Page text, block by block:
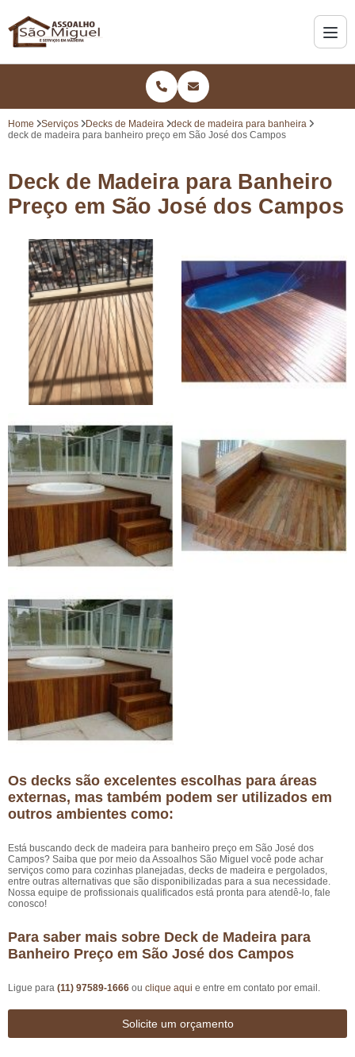
Home Serviços Decks de Madeira
deck de madeira para banheira
deck de madeira para banheiro preço em São José dos Campos
Deck de Madeira para Banheiro
Preço em São José dos Campos
Os decks são excelentes escolhas para áreas
externas, mas também podem ser utilizados em
outros ambientes como:
Está buscando deck de madeira para banheiro preço em São José dos
Campos? Saiba que por meio da Assoalhos São Miguel você pode achar
serviços como para cozinhas planejadas, decks de madeira e pergolados,
entre outras alternativas que são disponibilizadas para a sua necessidade.
Nossa equipe de profissionais qualificados está pronta para atendê-lo, fale
conosco!
Para saber mais sobre Deck de Madeira para
Banheiro Preço em São José dos Campos
Ligue para (11) 97589-1666 ou clique aqui e entre em contato por email.
Solicite um orçamento